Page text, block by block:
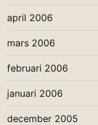
april 2006
mars 2006
februari 2006
januari 2006
december 2005